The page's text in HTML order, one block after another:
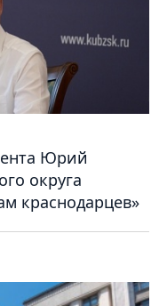
Юрий
округа
краснодарцев»